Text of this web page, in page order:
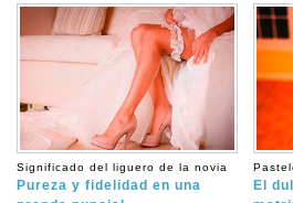
Significado del liguero de la novia
Pureza y fidelidad en una
El